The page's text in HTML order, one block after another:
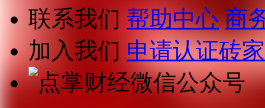
联系我们 帮助中心 商
加入我们 申请认证砖家